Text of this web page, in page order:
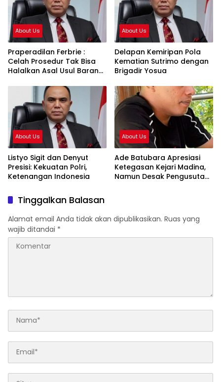
About Us
Praperadilan Ferbrie :
Celah Prosedur Tak Bisa
Halalkan Asal Usul Barang
About Us
Delapan Kemiripan Pola
Kematian Sutrimo dengan
Brigadir Yosua
About Us
Listyo Sigit dan Denyut
Presisi: Kekuatan Polri,
Ketenangan Indonesia
About Us
Ade Batubara Apresiasi
Ketegasan Kejari Madina,
Namun Desak Pengusutan
Smart Village
Tinggalkan Balasan
Alamat email Anda tidak akan dipublikasikan. Ruas yang
wajib ditandai *